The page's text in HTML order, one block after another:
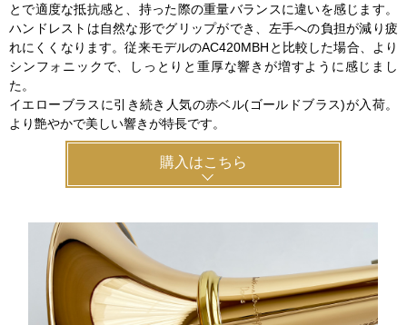
とで適度な抵抗感と、持った際の重量バランスに違いを感じます。
ハンドレストは自然な形でグリップができ、左手への負担が減り疲
れにくくなります。従来モデルのAC420MBHと比較した場合、より
シンフォニックで、しっとりと重厚な響きが増すように感じまし
た。
イエローブラスに引き続き人気の赤ベル(ゴールドブラス)が入荷。
より艶やかで美しい響きが特長です。
購入はこちら